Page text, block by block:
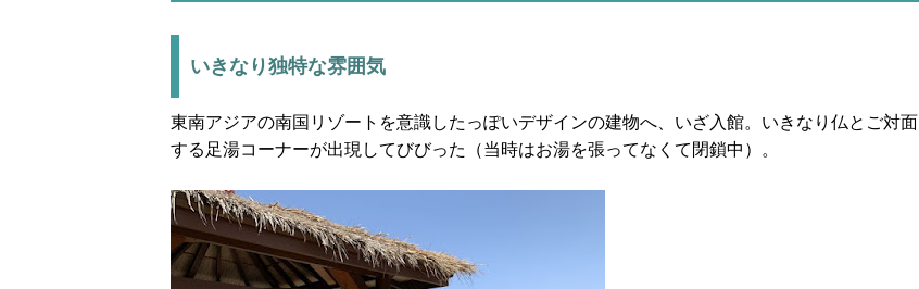
いきなり独特な雰囲気
東南アジアの南国リゾートを意識したっぽいデザインの建物へ、いざ入館。いきなり仏とご対面
する足湯コーナーが出現してびびった（当時はお湯を張ってなくて閉鎖中）。